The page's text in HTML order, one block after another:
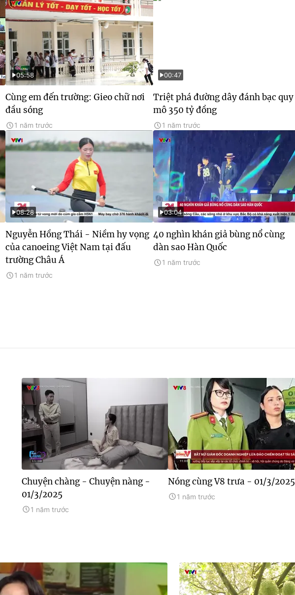
05:58
Cùng em đến trường: Gieo chữ nơi
đầu sóng
1 năm trước
00:47
Triệt phá đường dây đánh bạc quy
mô 350 tỷ đồng
1 năm trước
08:28
Nguyễn Hồng Thái - Niềm hy vọng
của canoeing Việt Nam tại đấu
trường Châu Á
1 năm trước
03:04
40 nghìn khán giả bùng nổ cùng
dàn sao Hàn Quốc
1 năm trước
Chuyện chàng - Chuyện nàng -
01/3/2025
1 năm trước
Nóng cùng V8 trưa - 01/3/2025
1 năm trước